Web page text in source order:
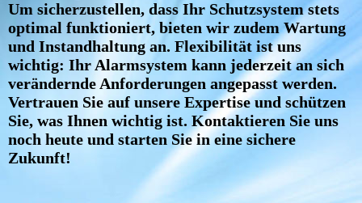
Um sicherzustellen, dass Ihr Schutzsystem stets
optimal funktioniert, bieten wir zudem Wartung
und Instandhaltung an. Flexibilität ist uns
wichtig: Ihr Alarmsystem kann jederzeit an sich
verändernde Anforderungen angepasst werden.
Vertrauen Sie auf unsere Expertise und schützen
Sie, was Ihnen wichtig ist. Kontaktieren Sie uns
noch heute und starten Sie in eine sichere
Zukunft!